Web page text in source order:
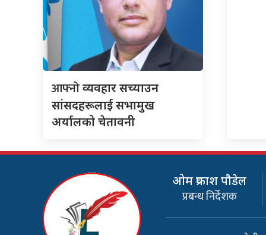
आफ्नोव्यवहार सच्याउन
सांसदहरूलाई सभामुख
अर्यालको चेतावनी
ओम प्रकाश पौडेल
प्रबन्ध निर्देशक